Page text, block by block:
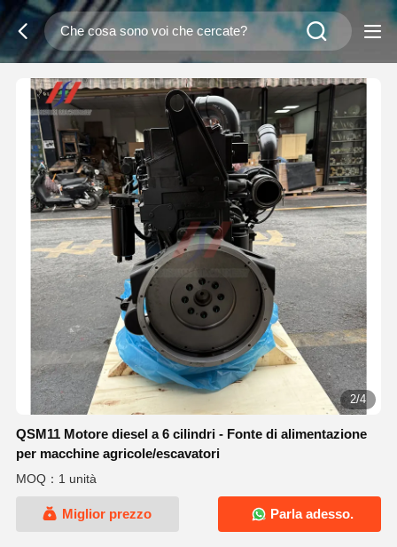
3/4
QSM11 Motore diesel a 6 cilindri - Fonte di alimentazione
per macchine agricole/escavatori
MOQ：1 unità
Miglior prezzo Parla adesso.